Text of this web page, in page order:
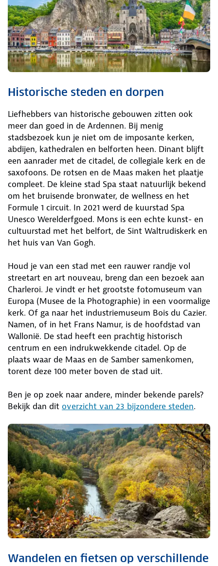
Historische steden en dorpen
Liefhebbers van historische gebouwen zitten ook
meer dan goed in de Ardennen. Bij menig
stadsbezoek kun je niet om de imposante kerken,
abdijen, kathedralen en belforten heen. Dinant blijft
een aanrader met de citadel, de collegiale kerk en de
saxofoons. De rotsen en de Maas maken het plaatje
compleet. De kleine stad Spa staat natuurlijk bekend
om het bruisende bronwater, de wellness en het
Formule 1 circuit. In 2021 werd de kuurstad Spa
Unesco Werelderfgoed. Mons is een echte kunst- en
cultuurstad met het belfort, de Sint Waltrudiskerk en
het huis van Van Gogh.
Houd je van een stad met een rauwer randje vol
streetart en art nouveau, breng dan een bezoek aan
Charleroi. Je vindt er het grootste fotomuseum van
Europa (Musee de la Photographie) in een voormalige
kerk. Of ga naar het industriemuseum Bois du Cazier.
Namen, of in het Frans Namur, is de hoofdstad van
Wallonië. De stad heeft een prachtig historisch
centrum en een indrukwekkende citadel. Op de
plaats waar de Maas en de Samber samenkomen,
torent deze 100 meter boven de stad uit.
Ben je op zoek naar andere, minder bekende parels?
Bekijk dan dit overzicht van 23 bijzondere steden.
Wandelen en fietsen op verschillende